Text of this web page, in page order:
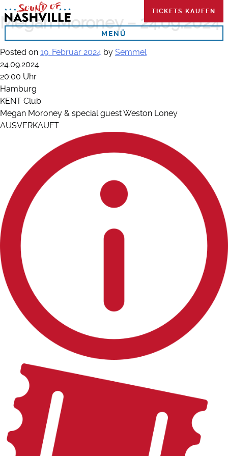
to
content
MENÜ
TICKETS KAUFEN
Megan Moroney – 24.09.2024
Posted on 19. Februar 2024 by Semmel
24.09.2024
20:00 Uhr
Hamburg
KENT Club
Megan Moroney & special guest Weston Loney
AUSVERKAUFT